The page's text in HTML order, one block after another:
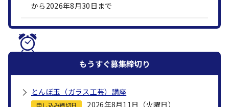
から2026年8月30日まで
もうすぐ募集締切り
とんぼ玉（ガラス工芸）講座
申し込み締切日 2026年8月11日（火曜日）